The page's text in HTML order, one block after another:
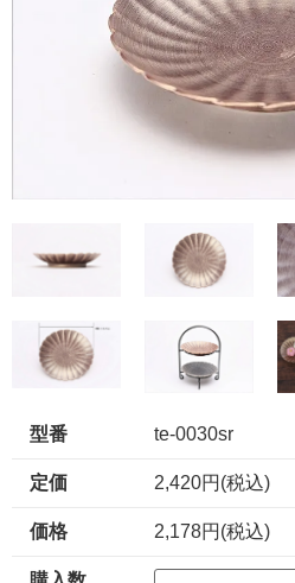
型番 te-0030sr
定価 2,420円(税込)
価格 2,178円(税込)